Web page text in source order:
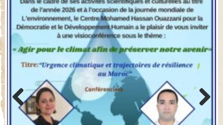
Previo